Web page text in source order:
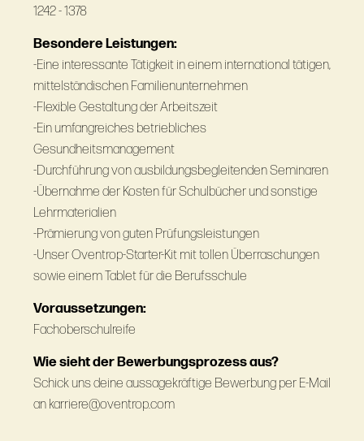
1242 - 1378
Besondere Leistungen:
-Eine interessante Tätigkeit in einem international tätigen,
mittelständischen Familienunternehmen
-Flexible Gestaltung der Arbeitszeit
-Ein umfangreiches betriebliches
Gesundheitsmanagement
-Durchführung von ausbildungsbegleitenden Seminaren
-Übernahme der Kosten für Schulbücher und sonstige
Lehrmaterialien
-Prämierung von guten Prüfungsleistungen
-Unser Oventrop-Starter-Kit mit tollen Überraschungen
sowie einem Tablet für die Berufsschule
Voraussetzungen:
Fachoberschulreife
Wie sieht der Bewerbungsprozess aus?
Schick uns deine aussagekräftige Bewerbung per E-Mail
an karriere@oventrop.com